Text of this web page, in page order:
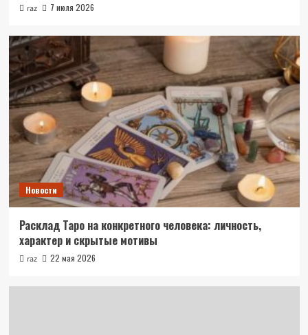
raz 7 июля 2026
Новости
Расклад Таро на конкретного человека: личность,
характер и скрытые мотивы
raz 22 мая 2026